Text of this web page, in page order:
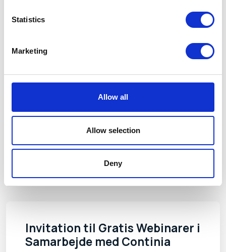
Statistics
Marketing
Allow all
Allow selection
Deny
artikler
Se alle artikler
Invitation til Gratis Webinarer i
Samarbejde med Continia